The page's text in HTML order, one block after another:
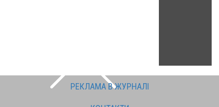
РЕКЛАМА В ЖУРНАЛІ